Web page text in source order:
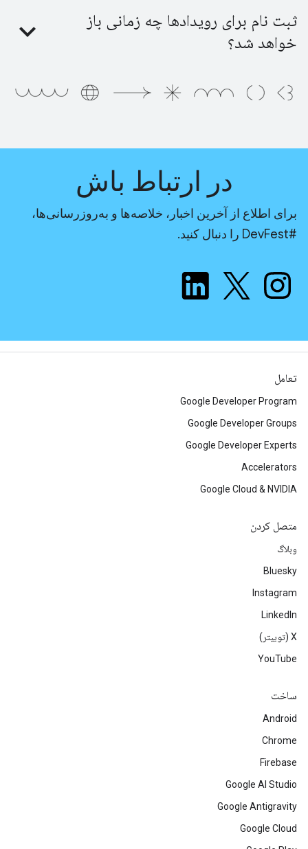
ثبت نام برای رویدادها چه زمانی باز
خواهد شد؟
در ارتباط باش
برای اطلاع از آخرین اخبار، خلاصه‌ها و به‌روزرسانی‌ها،
#DevFest را دنبال کنید.
تعامل
Google Developer Program
Google Developer Groups
Google Developer Experts
Accelerators
Google Cloud & NVIDIA
متصل کردن
وبلاگ
Bluesky
Instagram
LinkedIn
‫X (توییتر)
YouTube
ساخت
Android
Chrome
Firebase
Google AI Studio
Google Antigravity
Google Cloud